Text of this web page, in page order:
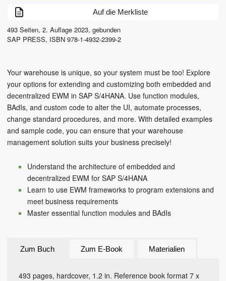
Auf die Merkliste
493 Seiten, 2. Auflage 2023, gebunden
SAP PRESS, ISBN 978-1-4932-2399-2
Your warehouse is unique, so your system must be too! Explore
your options for extending and customizing both embedded and
decentralized EWM in SAP S/4HANA. Use function modules,
BAdIs, and custom code to alter the UI, automate processes,
change standard procedures, and more. With detailed examples
and sample code, you can ensure that your warehouse
management solution suits your business precisely!
Understand the architecture of embedded and
decentralized EWM for SAP S/4HANA
Learn to use EWM frameworks to program extensions and
meet business requirements
Master essential function modules and BAdIs
Zum Buch Zum E-Book Materialien
493 pages, hardcover, 1.2 in. Reference book format 7 x